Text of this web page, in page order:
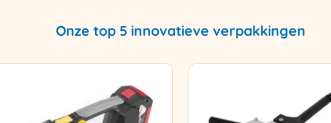
Onze top 5 innovatieve verpakkingen